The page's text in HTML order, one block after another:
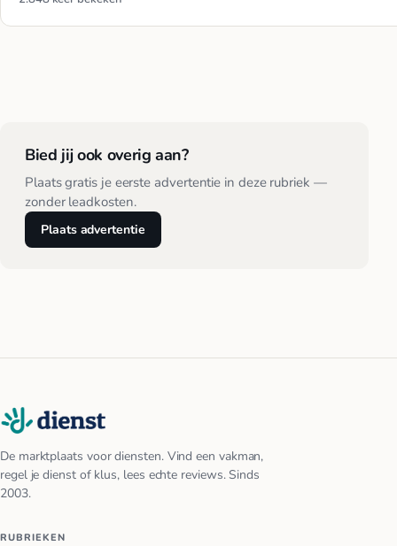
Bied jij ook overig aan?
Plaats gratis je eerste advertentie in deze rubriek —
zonder leadkosten.
Plaats advertentie
De marktplaats voor diensten. Vind een vakman,
regel je dienst of klus, lees echte reviews. Sinds
2003.
RUBRIEKEN